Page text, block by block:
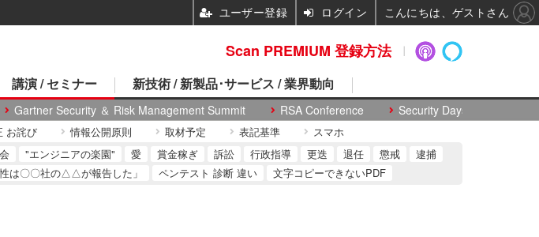
講演 / セミナー
Gartner Security ＆ Risk Management Summit RSA Conference Security Days
新技術 / 新製品･サービス / 業界動向
お詫び 情報公開原則 取材予定 表記基準 スマホ
"エンジニアの楽園" 愛 賞金稼ぎ 訴訟 行政指導 更迭 退任 懲戒
逮捕
性は〇〇社の△△が報告した」
ペンテスト 診断 違い 文字コピーできないPDF
Scan PREMIUM 登録方法
ユーザー登録 ログイン こんにちは、ゲストさん